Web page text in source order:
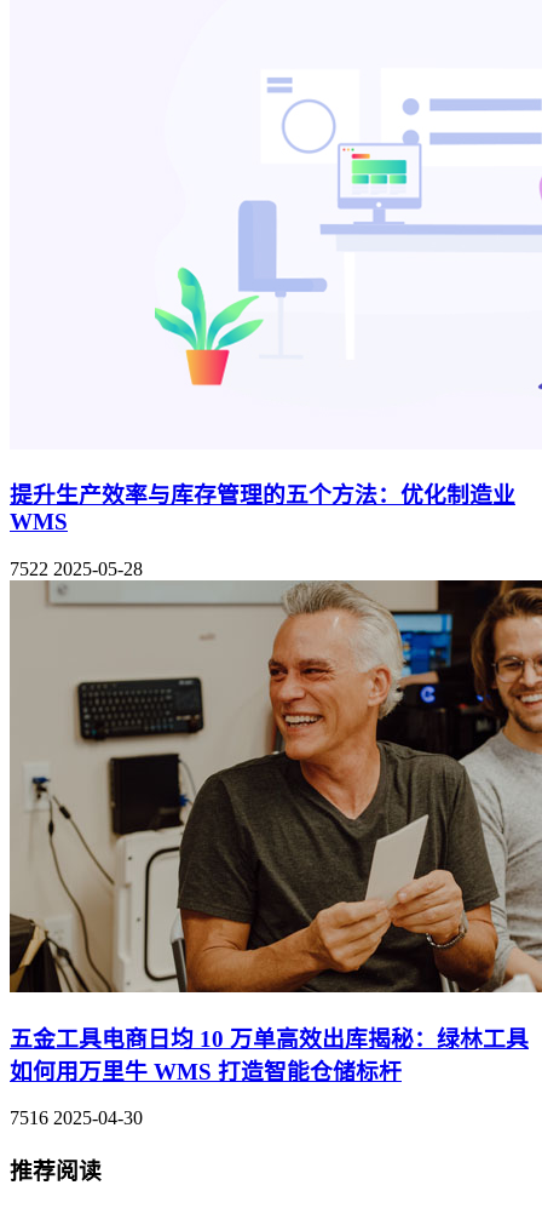
提升生产效率与库存管理的五个方法：优化制造业
WMS
7522 2025-05-28
五金工具电商日均 10 万单高效出库揭秘：绿林工具
如何用万里牛 WMS 打造智能仓储标杆
7516 2025-04-30
推荐阅读